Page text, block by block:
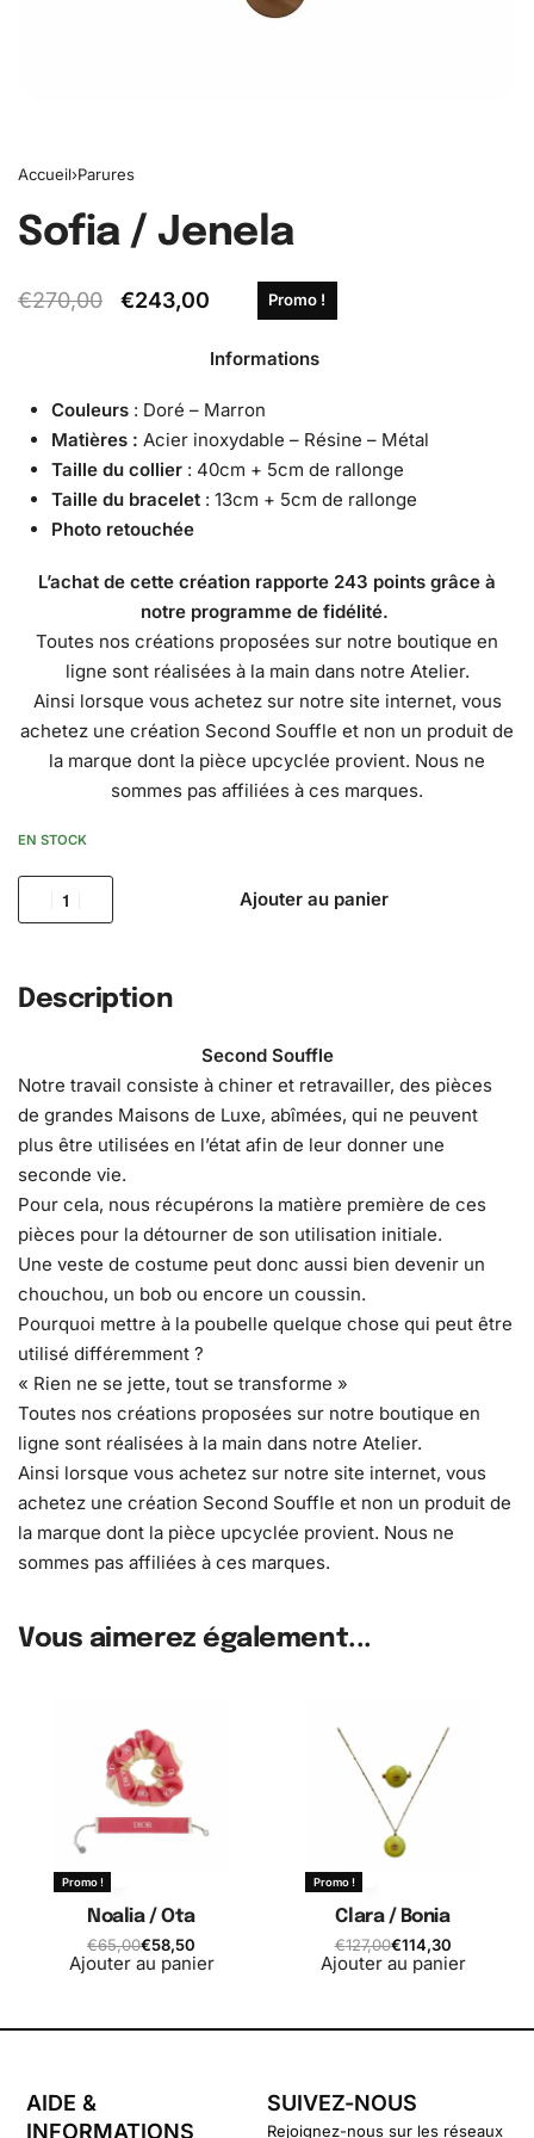
Accueil›Parures
Sofia / Jenela
€270,00 €243,00 Promo !
Informations
Couleurs : Doré – Marron
Matières :Acier inoxydable – Résine – Métal
Taille du collier : 40cm + 5cm de rallonge
Taille du bracelet : 13cm + 5cm de rallonge
Photo retouchée
L’achat de cette création rapporte 243 points grâce à
notre programme de fidélité.
Toutes nos créations proposées sur notre boutique en
ligne sont réalisées à la main dans notre Atelier.
Ainsi lorsque vous achetez sur notre site internet, vous
achetez une création Second Souffle et non un produit de
la marque dont la pièce upcyclée provient. Nous ne
sommes pas affiliées à ces marques.
EN STOCK
Ajouter au panier
Description
Second Souffle
Notre travail consiste à chiner et retravailler, des pièces
de grandes Maisons de Luxe, abîmées, qui ne peuvent
plus être utilisées en l’état afin de leur donner une
seconde vie.
Pour cela, nous récupérons la matière première de ces
pièces pour la détourner de son utilisation initiale.
Une veste de costume peut donc aussi bien devenir un
chouchou, un bob ou encore un coussin.
Pourquoi mettre à la poubelle quelque chose qui peut être
utilisé différemment ?
« Rien ne se jette, tout se transforme »
Toutes nos créations proposées sur notre boutique en
ligne sont réalisées à la main dans notre Atelier.
Ainsi lorsque vous achetez sur notre site internet, vous
achetez une création Second Souffle et non un produit de
la marque dont la pièce upcyclée provient. Nous ne
sommes pas affiliées à ces marques.
Vous aimerez également...
Promo !
Noalia / Ota
€65,00€58,50
Ajouter au panier
Promo !
Clara / Bonia
€127,00€114,30
Ajouter au panier
AIDE &
INFORMATIONS
SUIVEZ-NOUS
Rejoignez-nous sur les réseaux